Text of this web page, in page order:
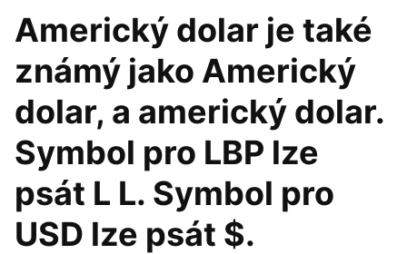
Americký dolar je také
známý jako Americký
dolar, a americký dolar.
Symbol pro LBP lze
psát L L. Symbol pro
USD lze psát $.